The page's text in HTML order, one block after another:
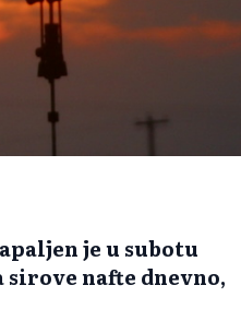
je u subotu
sirove nafte dnevno,